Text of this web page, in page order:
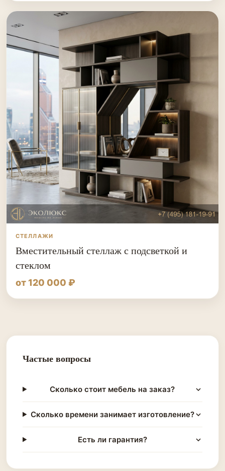
СТЕЛЛАЖИ
Вместительный стеллаж с подсветкой и
стеклом
от 120 000 ₽
Частые вопросы
Сколько стоит мебель на заказ?
Сколько времени занимает изготовление?
Есть ли гарантия?